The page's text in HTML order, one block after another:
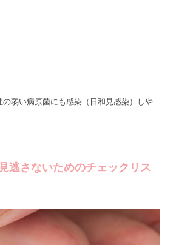
弱い病原菌にも感染（日和見感染）しや
逃さないためのチェックリス